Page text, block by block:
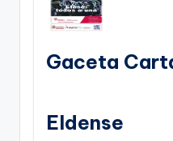
Gaceta
Eldense